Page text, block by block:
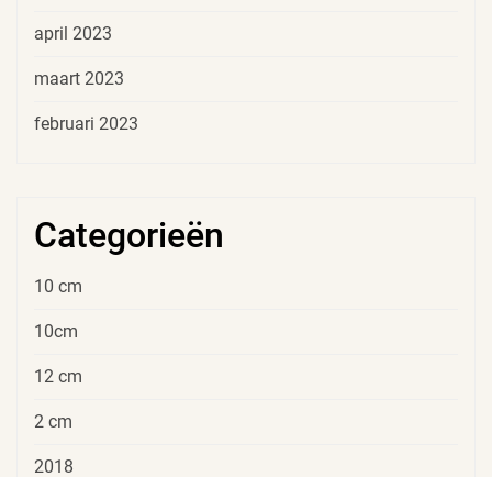
april 2023
maart 2023
februari 2023
Categorieën
10 cm
10cm
12 cm
2 cm
2018